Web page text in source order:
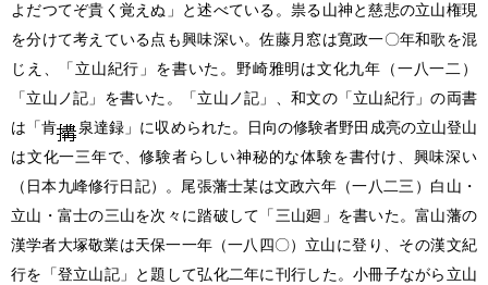
よだつてぞ貴く覚えぬ」と述べている。祟る山神と慈悲の立山権現
を分けて考えている点も興味深い。佐藤月窓は寛政一〇年和歌を混
じえ、「立山紀行」を書いた。野崎雅明は文化九年 （一八一二）
「立山ノ記」を書いた。「立山ノ記」、和文の「立山紀行」の両書
は「肯
泉達録」に収められた。日向の修験者野田成亮の立山登山
は文化一三年で、修験者らしい神秘的な体験を書付け、興味深い
（日本九峰修行日記）
。尾張藩士某は文政六年 （一八二三） 白山・
立山・富士の三山を次々に踏破して「三山廻」を書いた。富山藩の
漢学者大塚敬業は天保一一年 （一八四〇） 立山に登り、その漢文紀
行を「登立山記」と題して弘化二年に刊行した。小冊子ながら立山